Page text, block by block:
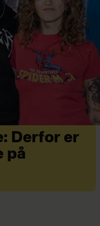
Derfor er
på